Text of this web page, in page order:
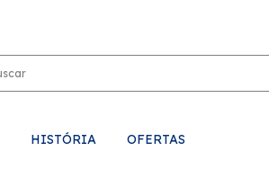
HISTÓRIA OFERTAS